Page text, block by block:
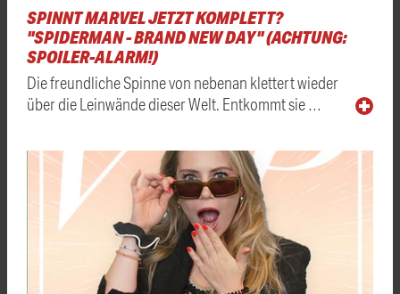
SPINNT MARVEL JETZT KOMPLETT?
"SPIDERMAN - BRAND NEW DAY" (ACHTUNG:
SPOILER-ALARM!)
Die freundliche Spinne von nebenan klettert wieder
über die Leinwände dieser Welt. Entkommt sie …